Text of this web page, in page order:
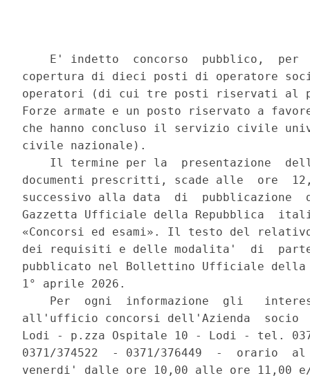
E' indetto  concorso  pubblico,  per
copertura di dieci posti di operatore
operatori (di cui tre posti riservati al
Forze armate e un posto riservato a
che hanno concluso il servizio civile
civile nazionale).
Il termine per la  presentazione
documenti prescritti, scade alle  ore
successivo alla data  di  pubblicazione
Gazzetta Ufficiale della Repubblica
«Concorsi ed esami». Il testo del
dei requisiti e delle modalita'  di
pubblicato nel Bollettino Ufficiale della
1° aprile 2026.
Per  ogni  informazione  gli
all'ufficio concorsi dell'Azienda
Lodi - p.zza Ospitale 10 - Lodi - tel.
0371/374522  - 0371/376449  -  orario
venerdi' dalle ore 10,00 alle ore